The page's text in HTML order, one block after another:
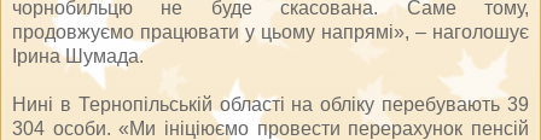
чорнобильцю не буде скасована. Саме тому,
продовжуємо працювати у цьому напрямі», – наголошує
Ірина Шумада.
Нині в Тернопільській області на обліку перебувають 39
304 особи. «Ми ініціюємо провести перерахунок пенсій